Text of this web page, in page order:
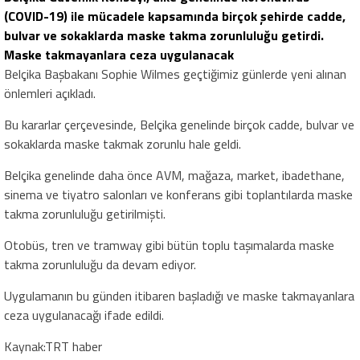
(COVID-19) ile mücadele kapsamında birçok şehirde cadde,
bulvar ve sokaklarda maske takma zorunluluğu getirdi.
Maske takmayanlara ceza uygulanacak
Belçika Başbakanı Sophie Wilmes geçtiğimiz günlerde yeni alınan
önlemleri açıkladı.
Bu kararlar çerçevesinde, Belçika genelinde birçok cadde, bulvar ve
sokaklarda maske takmak zorunlu hale geldi.
Belçika genelinde daha önce AVM, mağaza, market, ibadethane,
sinema ve tiyatro salonları ve konferans gibi toplantılarda maske
takma zorunluluğu getirilmişti.
Otobüs, tren ve tramway gibi bütün toplu taşımalarda maske
takma zorunluluğu da devam ediyor.
Uygulamanın bu günden itibaren başladığı ve maske takmayanlara
ceza uygulanacağı ifade edildi.
Kaynak:TRT haber